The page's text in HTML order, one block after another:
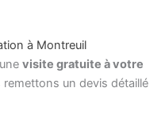
à Montreuil
visite gratuite à votre
un devis détaillé